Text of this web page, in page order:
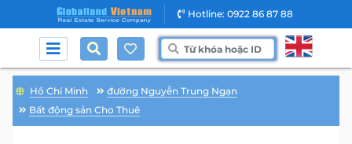
Hotline: 0922 86 87 88
Hồ Chí Minh
đường Nguyễn Trung Ngạn
Bất động sản Cho Thuê